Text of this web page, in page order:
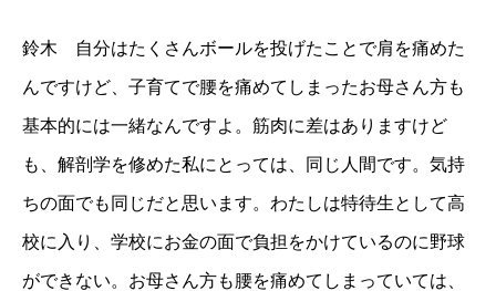
鈴木 自分はたくさんボールを投げたことで肩を痛めた
んですけど、子育てで腰を痛めてしまったお母さん方も
基本的には一緒なんですよ。筋肉に差はありますけど
も、解剖学を修めた私にとっては、同じ人間です。気持
ちの面でも同じだと思います。わたしは特待生として高
校に入り、学校にお金の面で負担をかけているのに野球
ができない。お母さん方も腰を痛めてしまっていては、